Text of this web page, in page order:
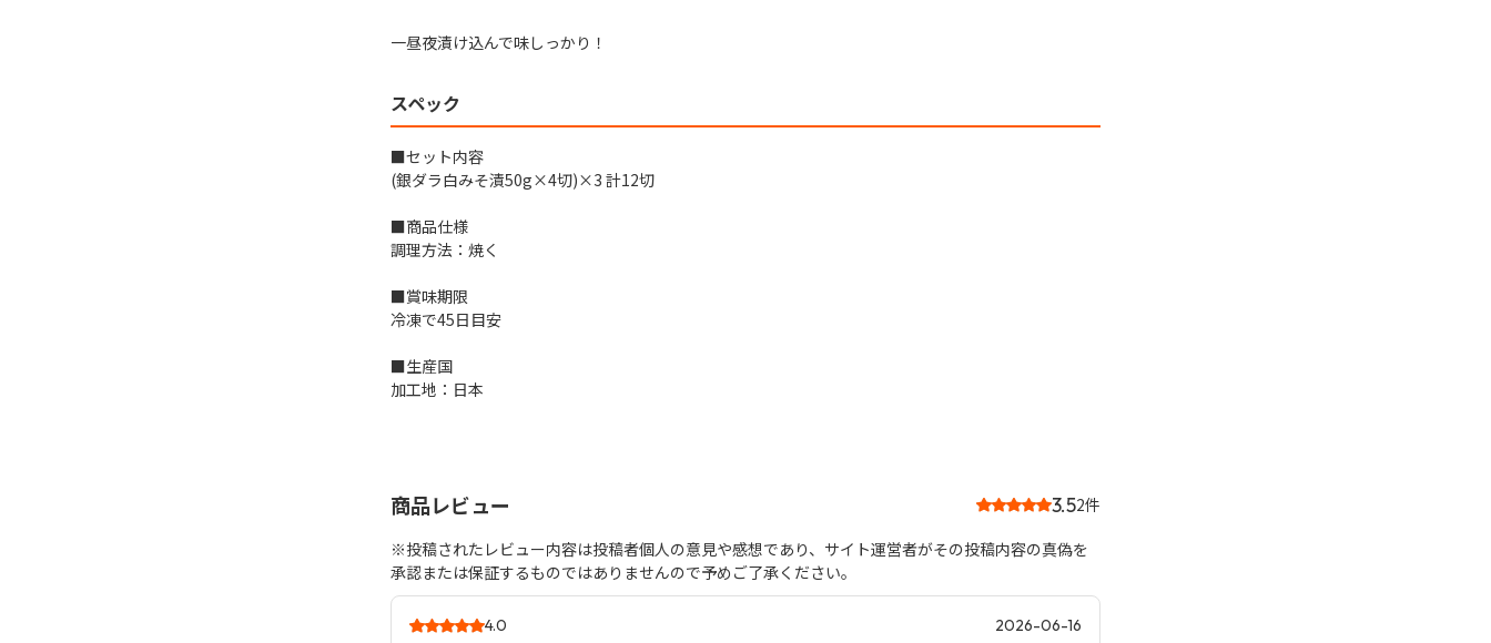
一昼夜漬け込んで味しっかり！
スペック
■セット内容
(銀ダラ白みそ漬50g×4切)×3 計12切
■商品仕様
調理方法：焼く
■賞味期限
冷凍で45日目安
■生産国
加工地：日本
商品レビュー 3.52件
※投稿されたレビュー内容は投稿者個人の意見や感想であり、サイト運営者がその投稿内容の真偽を
承認または保証するものではありませんので予めご了承ください。
4.0 2026-06-16